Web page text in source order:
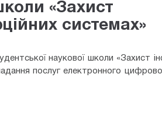
«Захист
системах»
наукової школи «Захист
послуг електронного